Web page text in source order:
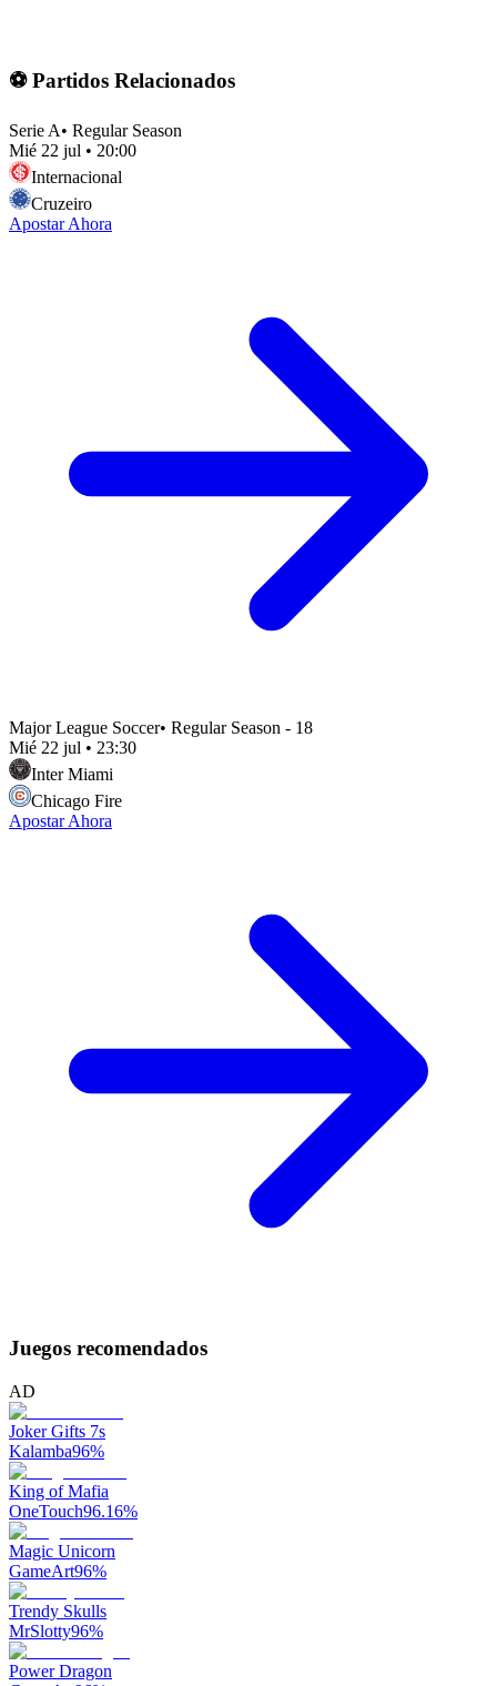
⚽ Partidos Relacionados
Serie A• Regular Season
Mié 22 jul • 20:00
Internacional
Cruzeiro
Apostar Ahora
Major League Soccer• Regular Season - 18
Mié 22 jul • 23:30
Inter Miami
Chicago Fire
Apostar Ahora
Juegos recomendados
AD
Joker Gifts 7s
Kalamba96%
King of Mafia
OneTouch96.16%
Magic Unicorn
GameArt96%
Trendy Skulls
MrSlotty96%
Power Dragon